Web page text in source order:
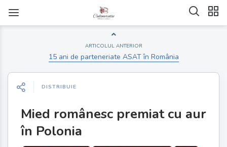
ARTICOLUL ANTERIOR
15 ani de parteneriate ASAT în România
DISTRIBUIE
Mied românesc premiat cu aur
în Polonia